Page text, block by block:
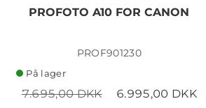
PROFOTO A10 FOR CANON
PROF901230
På lager
7.695,00 DKK 6.995,00 DKK